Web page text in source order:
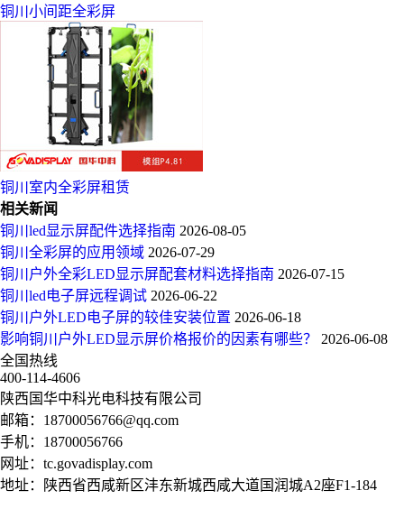
铜川小间距全彩屏
铜川室内全彩屏租赁
相关新闻
铜川led显示屏配件选择指南 2026-08-05
铜川全彩屏的应用领域 2026-07-29
铜川户外全彩LED显示屏配套材料选择指南 2026-07-15
铜川led电子屏远程调试 2026-06-22
铜川户外LED电子屏的较佳安装位置 2026-06-18
影响铜川户外LED显示屏价格报价的因素有哪些？ 2026-06-08
全国热线
400-114-4606
陕西国华中科光电科技有限公司
邮箱： 18700056766@qq.com
手机： 18700056766
网址： tc.govadisplay.com
地址：陕西省西咸新区沣东新城西咸大道国润城A2座F1-184